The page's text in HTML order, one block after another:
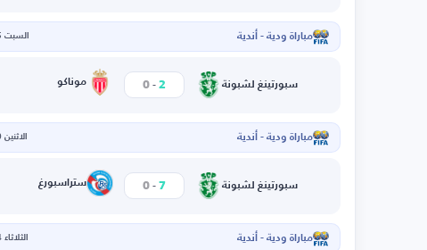
مباراة ودية - أندية السبت 25-07-2026
سبورتينغ لشبونة 2
-
0 موناكو
مباراة ودية - أندية الاثنين 20-07-2026
سبورتينغ لشبونة 7
-
0 ستراسبورغ
مباراة ودية - أندية الثلاثاء 14-07-2026